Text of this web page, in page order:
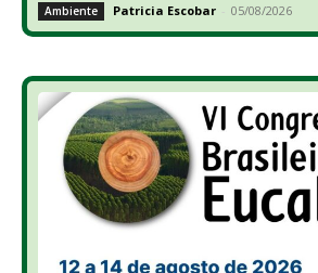
Ambiente Patricia Escobar - 05/08/2026